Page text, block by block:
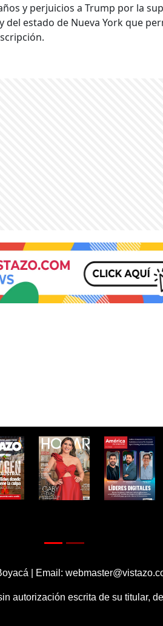
y perjuicios a Trump por la
del estado de Nueva York que
| Email:
autorización escrita de su titular,